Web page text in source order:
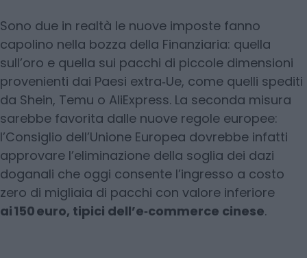
Sono due in realtà le nuove imposte fanno
capolino nella bozza della Finanziaria: quella
sull’oro e quella sui pacchi di piccole dimensioni
provenienti dai Paesi extra‑Ue, come quelli spediti
da Shein, Temu o AliExpress. La seconda misura
sarebbe favorita dalle nuove regole europee:
l’Consiglio dell’Unione Europea dovrebbe infatti
approvare l’eliminazione della soglia dei dazi
doganali che oggi consente l’ingresso a costo
zero di migliaia di pacchi con valore inferiore
ai 150 euro, tipici dell’e‑commerce cinese.